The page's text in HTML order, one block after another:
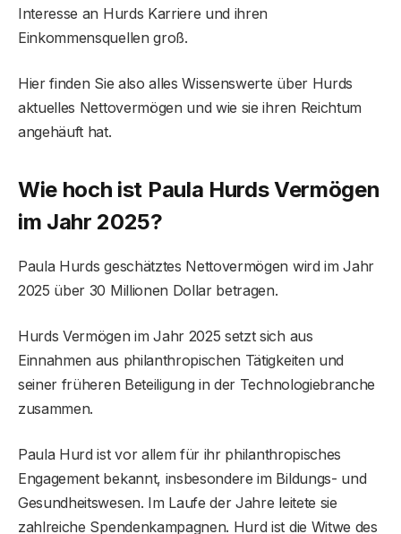
Interesse an Hurds Karriere und ihren
Einkommensquellen groß.
Hier finden Sie also alles Wissenswerte über Hurds
aktuelles Nettovermögen und wie sie ihren Reichtum
angehäuft hat.
Wie hoch ist Paula Hurds Vermögen
im Jahr 2025?
Paula Hurds geschätztes Nettovermögen wird im Jahr
2025 über 30 Millionen Dollar betragen.
Hurds Vermögen im Jahr 2025 setzt sich aus
Einnahmen aus philanthropischen Tätigkeiten und
seiner früheren Beteiligung in der Technologiebranche
zusammen.
Paula Hurd ist vor allem für ihr philanthropisches
Engagement bekannt, insbesondere im Bildungs- und
Gesundheitswesen. Im Laufe der Jahre leitete sie
zahlreiche Spendenkampagnen. Hurd ist die Witwe des